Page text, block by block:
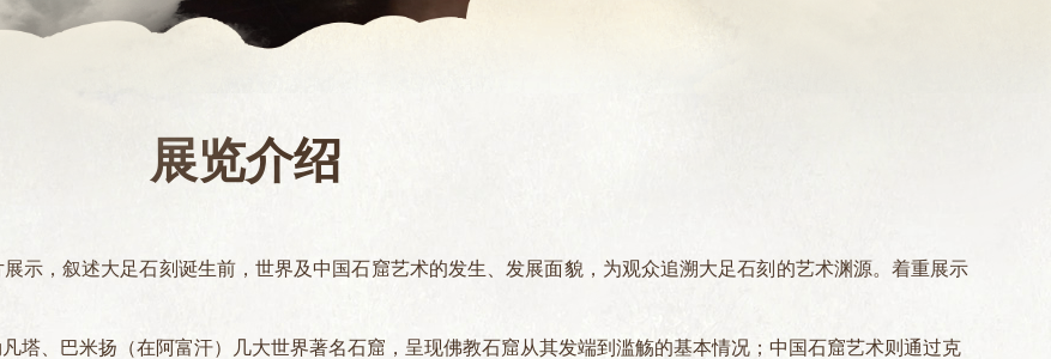
展览介绍
示，叙述大足石刻诞生前，世界及中国石窟艺术的发生、发展面貌，为观众追溯大足石刻的艺术渊源。着重展示
塔、巴米扬（在阿富汗）几大世界著名石窟，呈现佛教石窟从其发端到滥觞的基本情况；中国石窟艺术则通过克